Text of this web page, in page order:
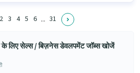
2 3 4 5 6 ... 31
लिए सेल्स / बिज़नेस डेवलपमेंट जॉब्स खोजें